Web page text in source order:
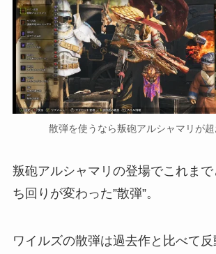
散弾を使うなら叛砲アルシャマリが超
叛砲アルシャマリの登場でこれま
ち回りが変わった”散弾”。
ワイルズの散弾は過去作と比べて反